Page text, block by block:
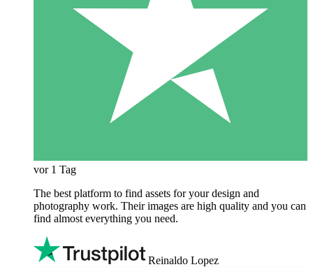
vor 1 Tag
The best platform to find assets for your design and
photography work. Their images are high quality and you can
find almost everything you need.
Reinaldo Lopez